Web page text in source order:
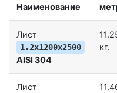
Наименование
Лист
1.2х1200х2500
AISI 304
кг.
Лист